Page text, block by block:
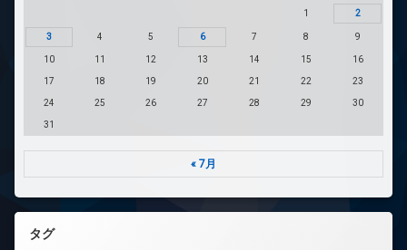
1 2
3 4 5 6 7 8 9
10 11 12 13 14 15 16
17 18 19 20 21 22 23
24 25 26 27 28 29 30
31
« 7月
タグ